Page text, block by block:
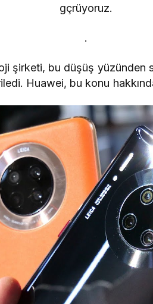
gçrüyoruz.
.
şirketi, bu düşüş
Huawei, bu konu